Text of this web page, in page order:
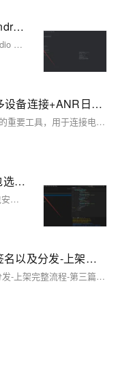
【09】flutter首页进行了完善-采用android studio 进行真机调试开发-增加了直播间列表和短视频人物列表-增加了用户中心-卓伊凡换人优雅草Alex-开发完整的社交APP-前端客户端开发+数据联调|以优雅草商业项目为例做开发-flutter开发-全流程-商业应用级实战开发-优雅草Alex
【09】flutter首页进行了完善-采用android studio 进行真机调试开发-增加了直播间列表和短视频人物列表-增加了用户中心-卓伊凡换人优雅草Alex-开发完整的社交APP-前端客户端开发+数据联调|以优雅草商业项目为例做开发-flutter开发-全流程-商业应用级实战开发-优雅草Alex
Android调试终极指南：ADB安装+多设备连接+ANR日志抓取全流程解析，覆盖环境变量配置/多设备调试/ANR日志分析全流程，附Win/Mac/Linux三平台解决方案
ADB（Android Debug Bridge）是安卓开发中的重要工具，用于连接电脑与安卓设备，实现文件传输、应用管理、日志抓取等功能。本文介绍了 ADB 的基本概念、安装配置及常用命令。包括：1) 基本命令如 `adb version` 和 `adb devices`；2) 权限操作如 `adb root` 和 `adb shell`；3) APK 操作如安装、卸载应用；4) 文件传输如 `adb push` 和 `adb pull`；5) 日志记录如 `adb logcat`；6) 系统信息获取如屏幕截图和录屏。通过这些功能，用户可高效调试和管理安卓设备。
【02】写一个注册页面以及配置打包选项打包安卓apk测试—开发完整的社交APP-前端客户端开发+数据联调|以优雅草商业项目为例做开发-flutter开发-全流程-商业应用级实战开发-优雅草央千澈
【02】写一个注册页面以及配置打包选项打包安卓apk测试—开发完整的社交APP-前端客户端开发+数据联调|以优雅草商业项目为例做开发-flutter开发-全流程-商业应用级实战开发-优雅草央千澈
【03】优雅草央千澈详解关于APP签名以及分发-上架完整流程-第三篇安卓APP上架华为商店后面的步骤-华为应用商店相对比较麻烦一些-华为商店安卓上架
【03】优雅草央千澈详解关于APP签名以及分发-上架完整流程-第三篇安卓APP上架华为商店后面的步骤-华为应用商店相对比较麻烦一些-华为商店安卓上架